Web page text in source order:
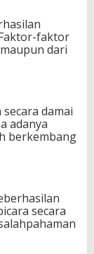
faktor
dari
damai
adanya
berkembang
secara